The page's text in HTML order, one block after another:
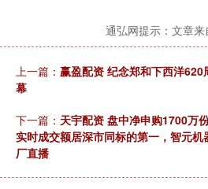
通弘网提示：文章来
上一篇： 赢盈配资 纪念郑和下西洋
幕
下一篇： 天宇配资 盘中净申购1700万
实时成交额居深市同标的第一，智元
厂直播